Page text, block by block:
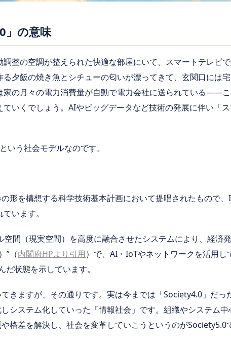
」の意味
整の空調が整えられた快適な部屋にいて、スマートテレビ
夕飯の焼き魚とシチューの匂いが漂ってきて、玄関口には
の月々の電力消費量が自動で電力会社に送られている――
いくでしょう。AIやビッグデータなど技術の発展に伴い「
いう社会モデルなのです。
形を構想する科学技術基本計画において提唱されたもので、
います。
間（現実空間）を高度に融合させたシステムにより、経済
”（内閣府HPより引用）で、AI・IoTやネットワークを活用し
状態を示しています。
きますが、その通りです。実は今までは「Society4.0」だっ
システム化していった「情報社会」です。組織やシステム中
格差を解決し、社会を変革していこうというのがSociety5.0